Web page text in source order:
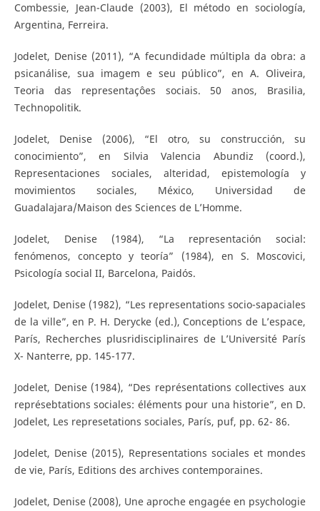
Combessie, Jean-Claude (2003), El método en sociología,
Argentina, Ferreira.
Jodelet, Denise (2011), “A fecundidade múltipla da obra: a
psicanálise, sua imagem e seu público”, en A. Oliveira,
Teoria das representaçôes sociais. 50 anos, Brasilia,
Technopolitik.
Jodelet, Denise (2006), “El otro, su construcción, su
conocimiento”, en Silvia Valencia Abundiz (coord.),
Representaciones sociales, alteridad, epistemología y
movimientos sociales, México, Universidad de
Guadalajara/Maison des Sciences de L’Homme.
Jodelet, Denise (1984), “La representación social:
fenómenos, concepto y teoría” (1984), en S. Moscovici,
Psicología social II, Barcelona, Paidós.
Jodelet, Denise (1982), “Les representations socio-sapaciales
de la ville”, en P. H. Derycke (ed.), Conceptions de L’espace,
París, Recherches plusridisciplinaires de L’Université París
X- Nanterre, pp. 145-177.
Jodelet, Denise (1984), “Des représentations collectives aux
représebtations sociales: éléments pour una historie”, en D.
Jodelet, Les represetations sociales, París, puf, pp. 62- 86.
Jodelet, Denise (2015), Representations sociales et mondes
de vie, París, Editions des archives contemporaines.
Jodelet, Denise (2008), Une aproche engagée en psychologie